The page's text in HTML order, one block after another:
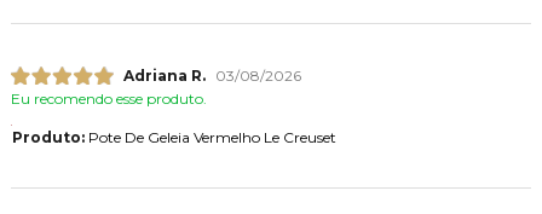
Adriana R.
03/08/2026
Eu recomendo esse produto.
Produto:Pote De Geleia Vermelho Le Creuset